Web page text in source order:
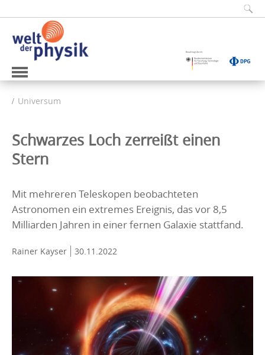
Universum
Schwarzes Loch zerreißt einen
Stern
Mit mehreren Teleskopen beobachteten
Astronomen ein extremes Ereignis, das vor 8,5
Milliarden Jahren in einer fernen Galaxie stattfand.
Rainer Kayser 30.11.2022